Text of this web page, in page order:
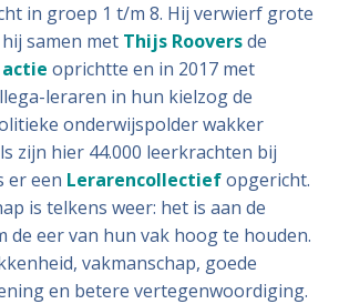
in groep 1 t/m 8. Hij verwierf grote
samen met Thijs Rooversde
actie oprichtte en in 2017 met
leraren in hun kielzog de
onderwijspolder wakker
zijn hier 44.000 leerkrachten bij
er een Lerarencollectiefopgericht.
is telkens weer: het is aan de
de eer van hun vak hoog te houden.
vakmanschap, goede
en betere vertegenwoordiging.